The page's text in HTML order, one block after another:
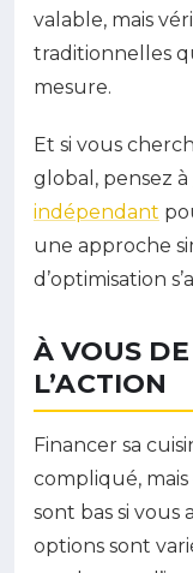
valable, mais
traditionnelles
mesure.
Et si vous
global, pensez à
indépendant
une approche
d’optimisation
À VOUS
L’ACTION
Financer sa
compliqué, mais
sont bas si vous
options sont